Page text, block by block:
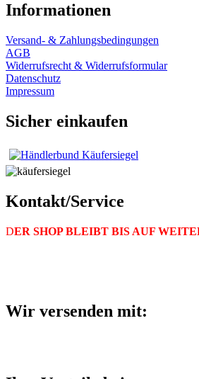
Informationen
Versand- & Zahlungsbedingungen
AGB
Widerrufsrecht & Widerrufsformular
Datenschutz
Impressum
Sicher einkaufen
Kontakt/Service
DER SHOP BLEIBT BIS AUF
Wir versenden mit: